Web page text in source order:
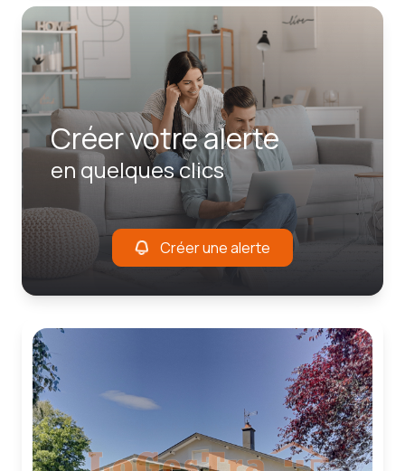
Créer votre alerte
en quelques clics
Créer une alerte